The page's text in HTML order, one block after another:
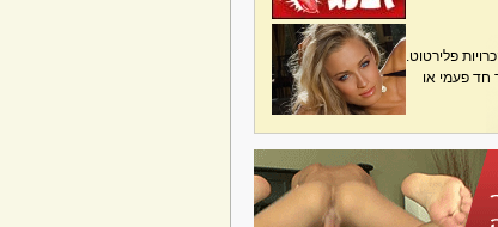
פלירטוט.
חד פעמי או